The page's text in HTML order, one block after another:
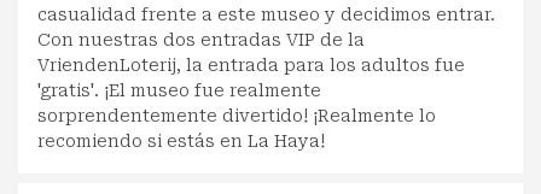
casualidad frente a este museo y decidimos entrar.
Con nuestras dos entradas VIP de la
VriendenLoterij, la entrada para los adultos fue
'gratis'. ¡El museo fue realmente
sorprendentemente divertido! ¡Realmente lo
recomiendo si estás en La Haya!